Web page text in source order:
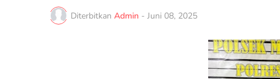
Diterbitkan Admin - Juni 08, 2025